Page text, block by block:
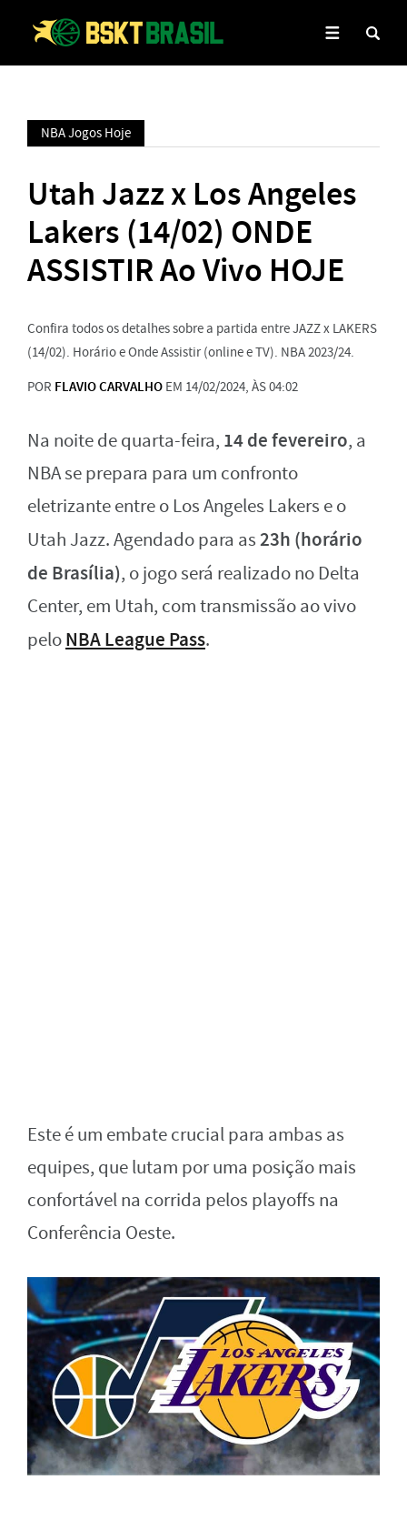
NBA Jogos Hoje
Utah Jazz x Los Angeles
Lakers (14/02) ONDE
ASSISTIR Ao Vivo HOJE
Confira todos os detalhes sobre a partida entre JAZZ x LAKERS
(14/02). Horário e Onde Assistir (online e TV). NBA 2023/24.
POR FLAVIO CARVALHO EM 14/02/2024, ÀS 04:02
Na noite de quarta-feira, 14 de fevereiro, a
NBA se prepara para um confronto
eletrizante entre o Los Angeles Lakers e o
Utah Jazz. Agendado para as23h (horário
de Brasília), o jogo será realizado no Delta
Center, em Utah, com transmissão ao vivo
peloNBA League Pass.
Este é um embate crucial para ambas as
equipes, que lutam por uma posição mais
confortável na corrida pelos playoffs na
Conferência Oeste.